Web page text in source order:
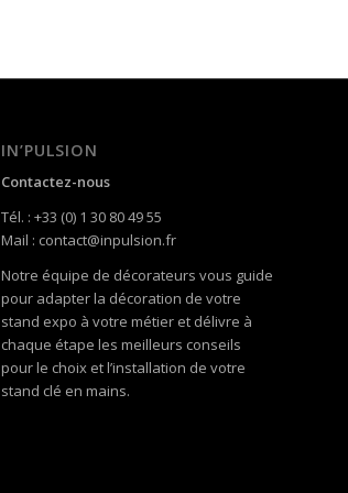
IN’PULSION
Contactez-nous
Tél. : +33 (0) 1 30 80 49 55
Mail : contact@inpulsion.fr
Notre équipe de décorateurs vous guide
pour adapter la décoration de votre
stand expo à votre métier et délivre à
chaque étape les meilleurs conseils
pour le choix et l’installation de votre
stand clé en mains.